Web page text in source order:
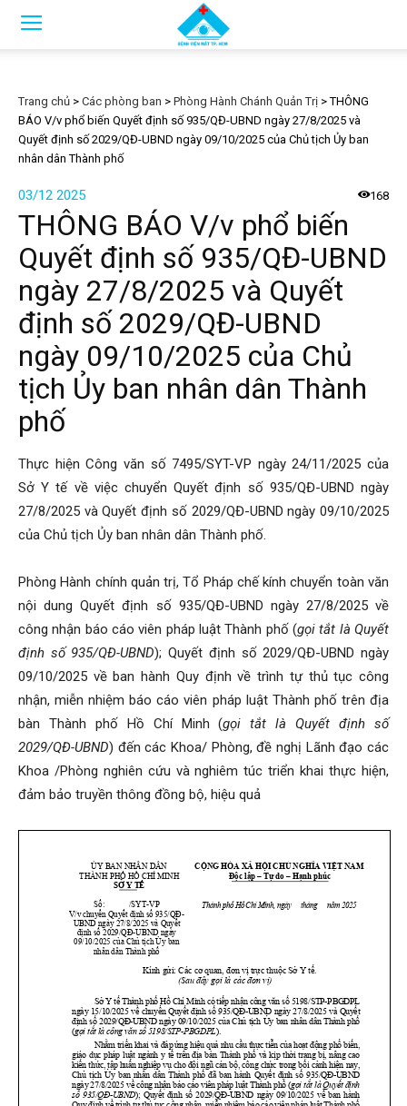
Trang chủ > Các phòng ban > Phòng Hành Chánh Quản Trị >THÔNG
BÁO V/v phổ biến Quyết định số 935/QĐ-UBND ngày 27/8/2025 và
Quyết định số 2029/QĐ-UBND ngày 09/10/2025 của Chủ tịch Ủy ban
nhân dân Thành phố
03/12 2025 168
THÔNG BÁO V/v phổ biến
Quyết định số 935/QĐ-UBND
ngày 27/8/2025 và Quyết
định số 2029/QĐ-UBND
ngày 09/10/2025 của Chủ
tịch Ủy ban nhân dân Thành
phố
Thực hiện Công văn số 7495/SYT-VP ngày 24/11/2025 của
Sở Y tế về việc chuyển Quyết định số 935/QĐ-UBND ngày
27/8/2025 và Quyết định số 2029/QĐ-UBND ngày 09/10/2025
của Chủ tịch Ủy ban nhân dân Thành phố.
Phòng Hành chính quản trị, Tổ Pháp chế kính chuyển toàn văn
nội dung Quyết định số 935/QĐ-UBND ngày 27/8/2025 về
công nhận báo cáo viên pháp luật Thành phố (gọi tắt là Quyết
định số 935/QĐ-UBND); Quyết định số 2029/QĐ-UBND ngày
09/10/2025 về ban hành Quy định về trình tự thủ tục công
nhận, miễn nhiệm báo cáo viên pháp luật Thành phố trên địa
bàn Thành phố Hồ Chí Minh (gọi tắt là Quyết định số
2029/QĐ-UBND) đến các Khoa/ Phòng, đề nghị Lãnh đạo các
Khoa /Phòng nghiên cứu và nghiêm túc triển khai thực hiện,
đảm bảo truyền thông đồng bộ, hiệu quả